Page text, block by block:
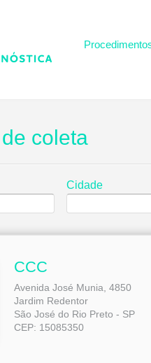
coleta
Cidade
CCC
Avenida José Munia, 4850
Jardim Redentor
São José do Rio Preto - SP
CEP: 15085350